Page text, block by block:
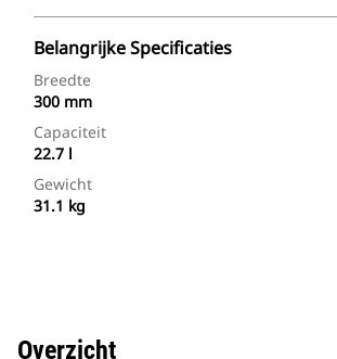
Belangrijke Specificaties
Breedte
300 mm
Capaciteit
22.7 l
Gewicht
31.1 kg
Overzicht